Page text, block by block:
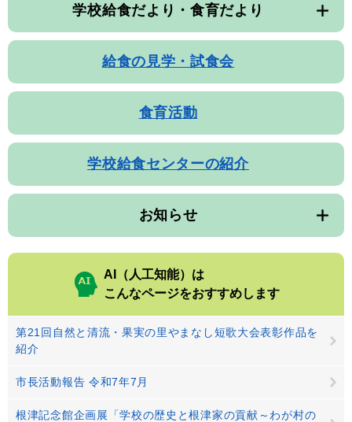
学校給食だより・食育だより
給食の見学・試食会
食育活動
学校給食センターの紹介
お知らせ
AI（人工知能）は
こんなページをおすすめします
第21回自然と清流・果実の里やまなし短歌大会表彰作品を
紹介
市長活動報告 令和7年7月
根津記念館企画展「学校の歴史と根津家の貢献～わが村の